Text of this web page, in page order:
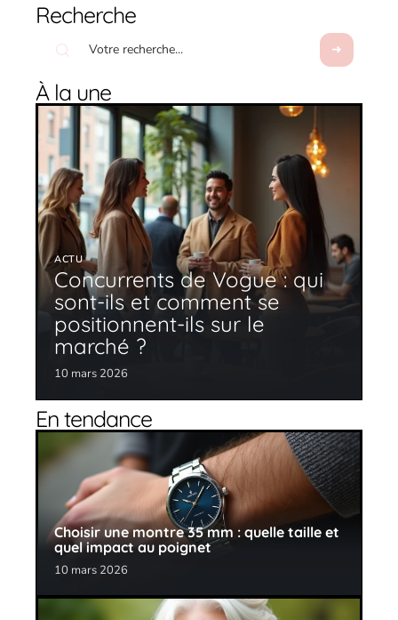
Recherche
À la une
ACTU
Concurrents de Vogue : qui
sont-ils et comment se
positionnent-ils sur le
marché ?
10 mars 2026
En tendance
Choisir une montre 35 mm : quelle taille et
quel impact au poignet
10 mars 2026